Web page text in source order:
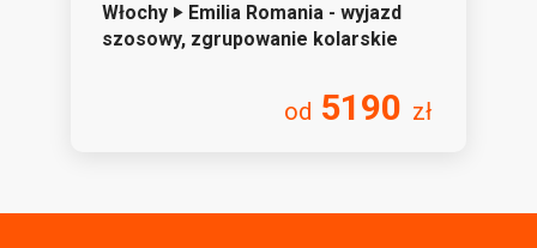
Włochy ‣ Emilia Romania - wyjazd
szosowy, zgrupowanie kolarskie
od 5190 zł